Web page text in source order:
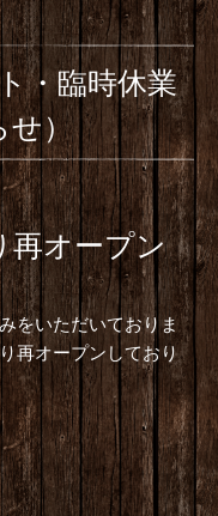
・臨時休業
せ）
再オープン
をいただいておりま
再オープンしており